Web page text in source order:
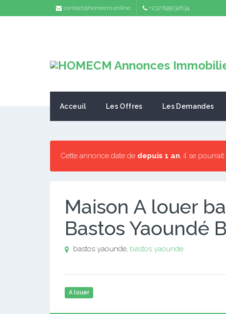
contact@homecm.online +237 695032634
Acceuil Les Offres Les Demandes
Cette annonce date de depuis 1 an, il se
Maison A louer
Bastos Yaoundé
bastos yaounde, bastos yaounde
A louer